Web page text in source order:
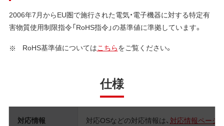
2006年7月からEU圏で施行された電気・電子機器に対する特定有
害物質使用制限指令「RoHS指令」の基準値に準拠しています。
RoHS基準値についてはこちらをご覧ください。
仕様
対応情報 対応OSなどの対応情報は、 対応情報ページ